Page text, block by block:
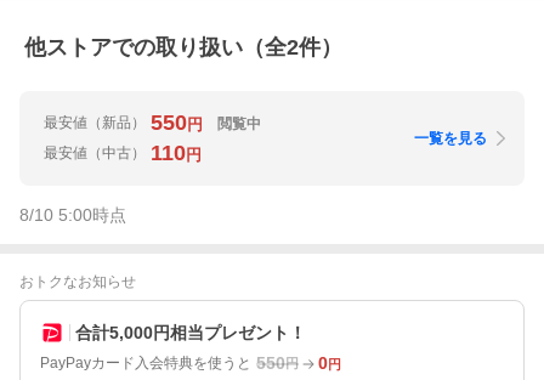
他ストアでの取り扱い（全2件）
最安値 （新品） 550円
閲覧中
最安値 （中古） 110円
一覧を見る
8/10 5:00時点
おトクなお知らせ
合計5,000円相当プレゼント！
PayPayカード入会特典を使うと 550円 0円